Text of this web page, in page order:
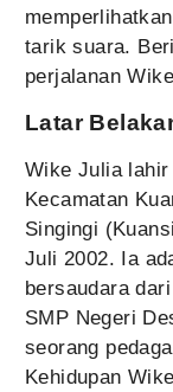
tarik suara.
perjalanan
Latar
Wike Julia lahir
Kecamatan
Singingi
Juli 2002. Ia
bersaudara
SMP Negeri
seorang
Kehidupan